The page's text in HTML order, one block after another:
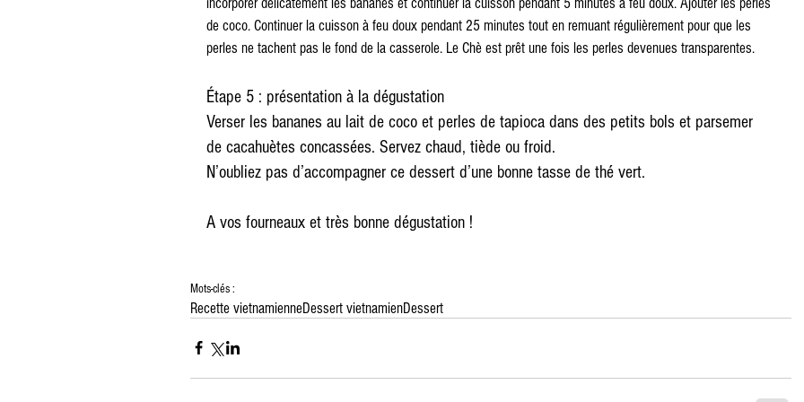
de coco. Continuer la cuisson à feu doux pendant 25 minutes tout en remuant régulièrement pour que les
perles ne tachent pas le fond de la casserole. Le Chè est prêt une fois les perles devenues transparentes.
Étape 5 : présentation à la dégustation
Verser les bananes au lait de coco et perles de tapioca dans des petits bols et parsemer
de cacahuètes concassées. Servez chaud, tiède ou froid.
N’oubliez pas d’accompagner ce dessert d’une bonne tasse de thé vert.
A vos fourneaux et très bonne dégustation !
Mots-clés :
Recette vietnamienneDessert vietnamienDessert